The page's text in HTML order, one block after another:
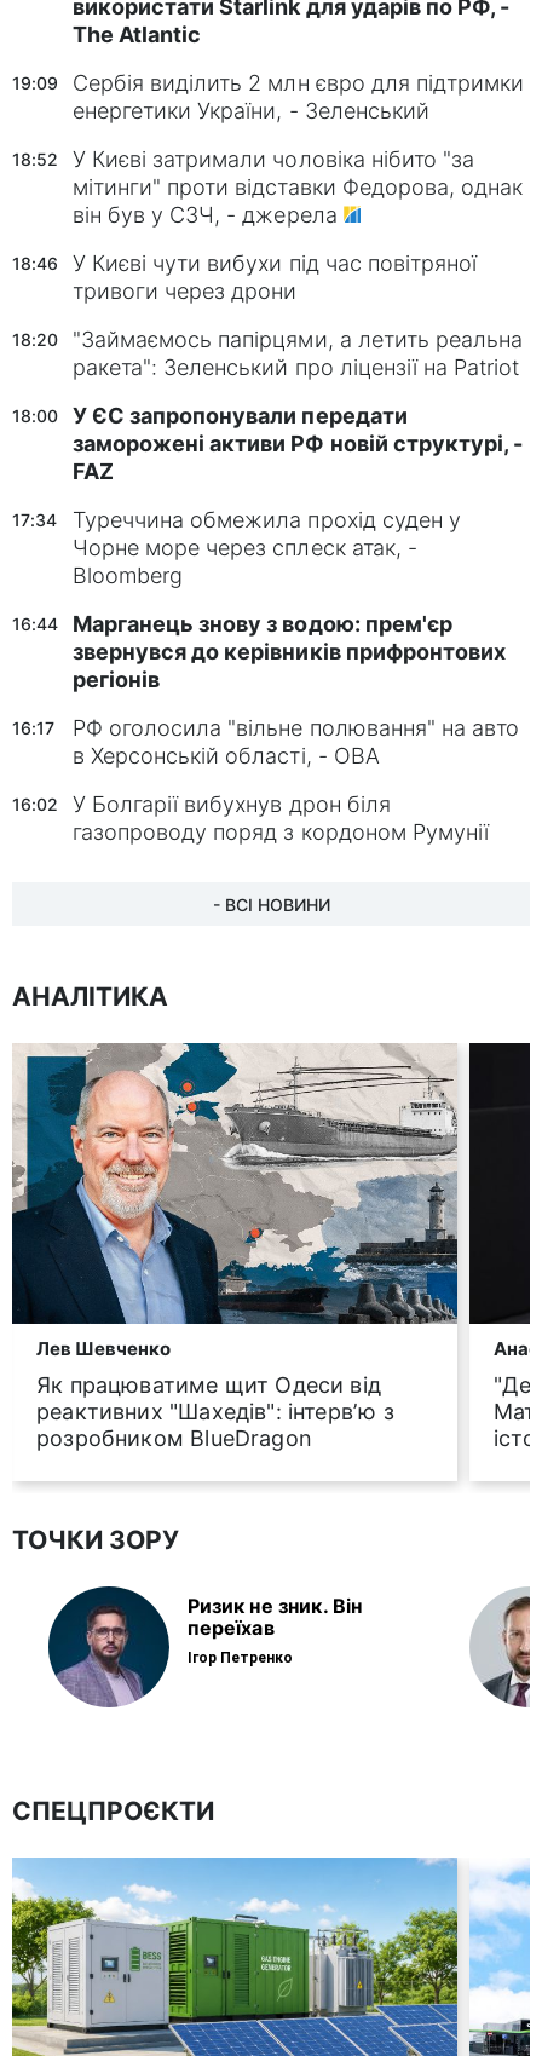
використати Starlink для ударів по РФ, -
The Atlantic
19:09
Сербія виділить 2 млн євро для підтримки
енергетики України, - Зеленський
18:52
У Києві затримали чоловіка нібито "за
мітинги" проти відставки Федорова, однак
він був у СЗЧ, - джерела
18:46
У Києві чути вибухи під час повітряної
тривоги через дрони
18:20
"Займаємось папірцями, а летить реальна
ракета": Зеленський про ліцензії на Patriot
18:00
У ЄС запропонували передати
заморожені активи РФ новій структурі, -
FAZ
17:34
Туреччина обмежила прохід суден у
Чорне море через сплеск атак, -
Bloomberg
16:44
Марганець знову з водою: прем'єр
звернувся до керівників прифронтових
регіонів
16:17
РФ оголосила "вільне полювання" на авто
в Херсонській області, - ОВА
16:02
У Болгарії вибухнув дрон біля
газопроводу поряд з кордоном Румунії
- ВСІ НОВИНИ
АНАЛІТИКА
Лев Шевченко
Як працюватиме щит Одеси від
реактивних "Шахедів": інтервʼю з
розробником BlueDragon
ТОЧКИ ЗОРУ
Ризик не зник. Він
переїхав
Ігор Петренко
СПЕЦПРОЄКТИ